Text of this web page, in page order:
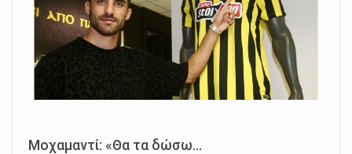
Μοχαμαντί: «Θα τα δώσω...